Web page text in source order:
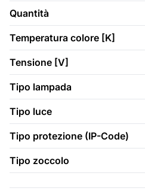
Quantità
Temperatura colore [K]
Tensione [V]
Tipo lampada
Tipo luce
Tipo protezione (IP-Code)
Tipo zoccolo